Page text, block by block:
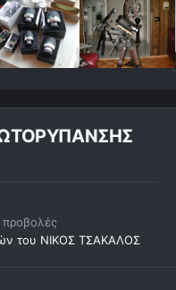
προβολές
του ΝΙΚΟΣ ΤΣΑΚΑΛΟΣ